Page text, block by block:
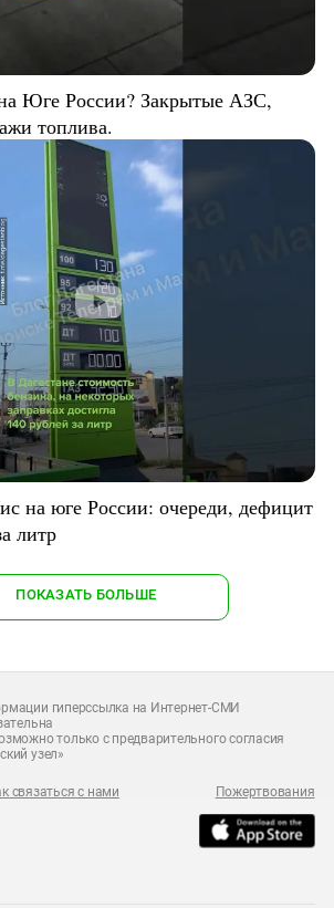
Юге России? Закрытые АЗС,
топлива.
на юге России: очереди, дефицит
литр
ПОКАЗАТЬ БОЛЬШЕ
гиперссылка на Интернет-СМИ
только с предварительного согласия
узел»
связаться с нами Пожертвования